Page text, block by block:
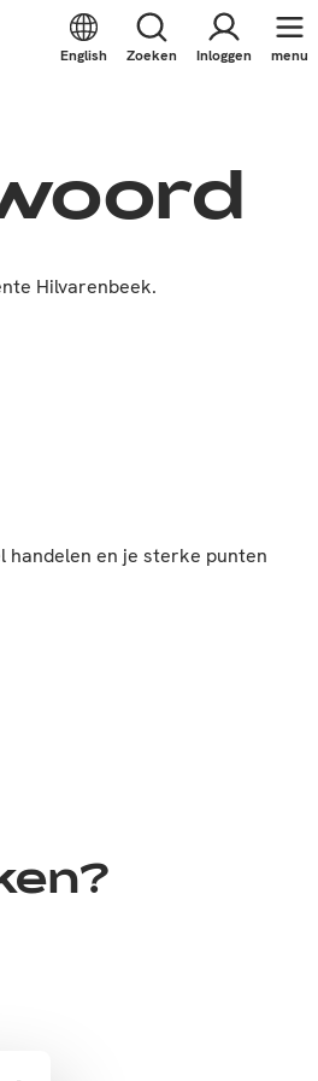
English Zoeken Inloggen menu
Hilvarenbeek.
handelen en je sterke punten